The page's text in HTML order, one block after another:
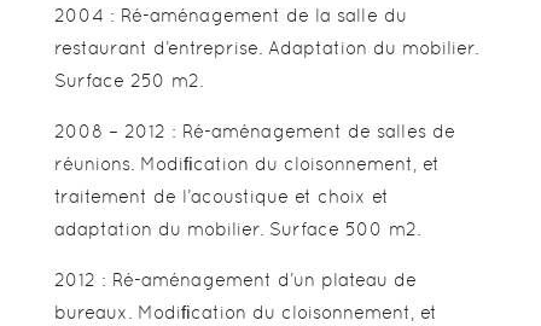
2004 : Ré-aménagement de la salle du
restaurant d’entreprise. Adaptation du mobilier.
Surface 250 m2.
2008 – 2012 : Ré-aménagement de salles de
réunions. Modiﬁcation du cloisonnement, et
traitement de l’acoustique et choix et
adaptation du mobilier. Surface 500 m2.
2012 : Ré-aménagement d’un plateau de
bureaux. Modiﬁcation du cloisonnement, et